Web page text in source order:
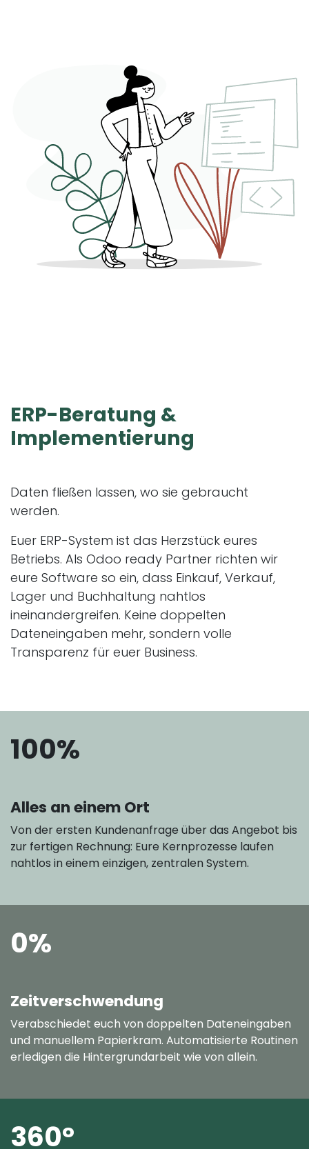
ERP-Beratung &
Implementierung
Daten fließen lassen, wo sie gebraucht
werden.
Euer ERP-System ist das Herzstück eures
Betriebs. Als Odoo ready Partner richten wir
eure Software so ein, dass Einkauf, Verkauf,
Lager und Buchhaltung nahtlos
ineinandergreifen. Keine doppelten
Dateneingaben mehr, sondern volle
Transparenz für euer Business.
100%
Alles an einem Ort
Von der ersten Kundenanfrage über das Angebot bis
zur fertigen Rechnung: Eure Kernprozesse laufen
nahtlos in einem einzigen, zentralen System.
0%
Zeitverschwendung
Verabschiedet euch von doppelten Dateneingaben
und manuellem Papierkram. Automatisierte Routinen
erledigen die Hintergrundarbeit wie von allein.
360°